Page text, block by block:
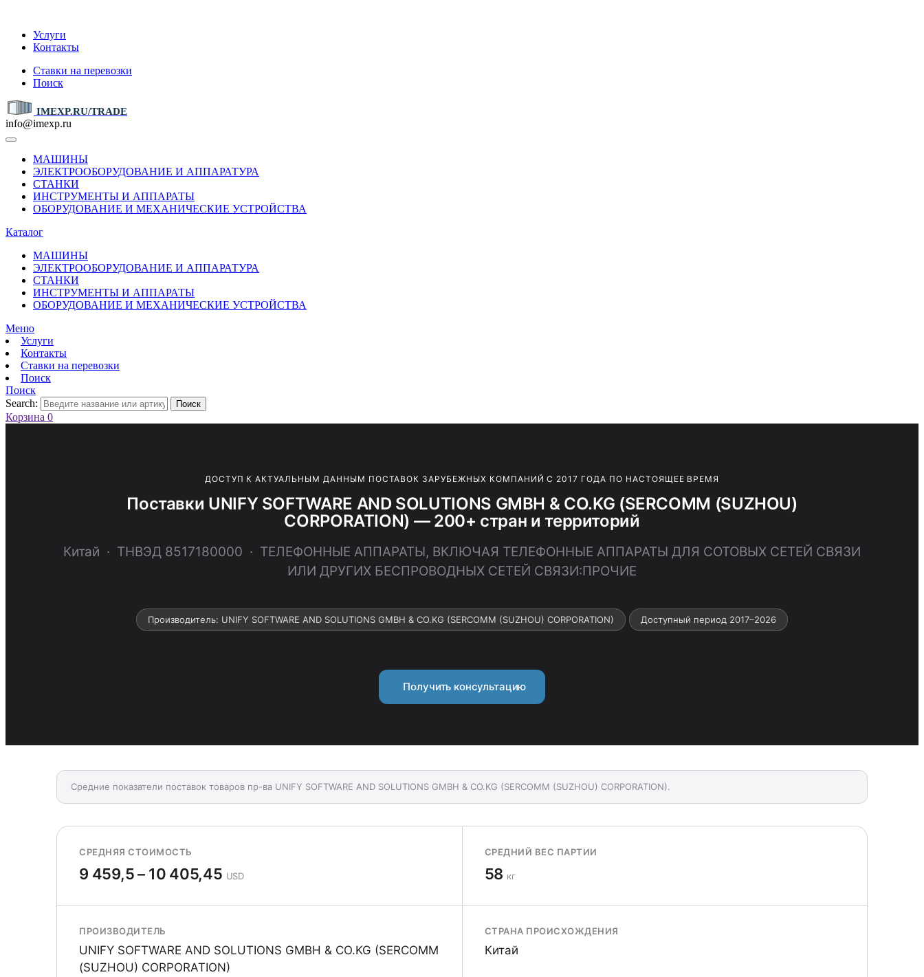
Услуги
Контакты
Ставки на перевозки
Поиск
IMEXP.RU/TRADE
info@imexp.ru
МАШИНЫ
ЭЛЕКТРООБОРУДОВАНИЕ И АППАРАТУРА
СТАНКИ
ИНСТРУМЕНТЫ И АППАРАТЫ
ОБОРУДОВАНИЕ И МЕХАНИЧЕСКИЕ УСТРОЙСТВА
Каталог
МАШИНЫ
ЭЛЕКТРООБОРУДОВАНИЕ И АППАРАТУРА
СТАНКИ
ИНСТРУМЕНТЫ И АППАРАТЫ
ОБОРУДОВАНИЕ И МЕХАНИЧЕСКИЕ УСТРОЙСТВА
Меню
Услуги
Контакты
Ставки на перевозки
Поиск
Поиск
Search:
Поиск
Корзина 0
ДОСТУП К АКТУАЛЬНЫМ ДАННЫМ ПОСТАВОК ЗАРУБЕЖНЫХ КОМПАНИЙ С 2017 ГОДА ПО НАСТОЯЩЕЕ ВРЕМЯ
Поставки UNIFY SOFTWARE AND SOLUTIONS GMBH & CO.KG (SERCOMM (SUZHOU)
CORPORATION) — 200+ стран и территорий
Китай · ТНВЭД 8517180000 · ТЕЛЕФОННЫЕ АППАРАТЫ, ВКЛЮЧАЯ ТЕЛЕФОННЫЕ АППАРАТЫ ДЛЯ СОТОВЫХ СЕТЕЙ СВЯЗИ
ИЛИ ДРУГИХ БЕСПРОВОДНЫХ СЕТЕЙ СВЯЗИ:ПРОЧИЕ
Производитель: UNIFY SOFTWARE AND SOLUTIONS GMBH & CO.KG (SERCOMM (SUZHOU) CORPORATION) Доступный период 2017–2026
Получить консультацию
Средние показатели поставок товаров пр-ва UNIFY SOFTWARE AND SOLUTIONS GMBH & CO.KG (SERCOMM (SUZHOU) CORPORATION).
СРЕДНЯЯ СТОИМОСТЬ
9 459,5 – 10 405,45 USD
СРЕДНИЙ ВЕС ПАРТИИ
58 кг
ПРОИЗВОДИТЕЛЬ
UNIFY SOFTWARE AND SOLUTIONS GMBH & CO.KG (SERCOMM
(SUZHOU) CORPORATION)
СТРАНА ПРОИСХОЖДЕНИЯ
Китай